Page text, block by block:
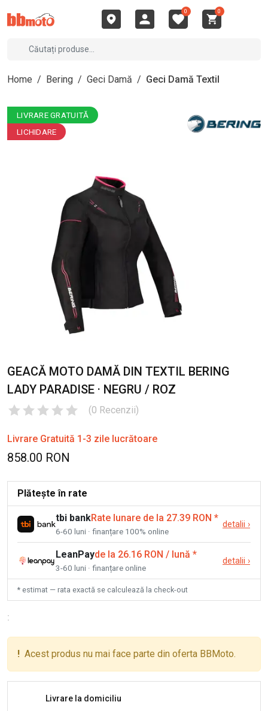
0 0
Home / Bering / Geci Damă / Geci Damă Textil
LIVRARE GRATUITĂ
LICHIDARE
GEACĂ MOTO DAMĂ DIN TEXTIL BERING
LADY PARADISE · NEGRU / ROZ
(0 Recenzii)
Livrare Gratuită 1-3 zile lucrătoare
858.00 RON
Plătește în rate
tbi bankRate lunare de la 27.39 RON *
6-60 luni · finanțare 100% online
detalii ›
LeanPayde la 26.16 RON / lună *
3-60 luni · finanțare online
detalii ›
* estimat — rata exactă se calculează la check-out
:
! Acest produs nu mai face parte din oferta BBMoto.
Livrare la domiciliu